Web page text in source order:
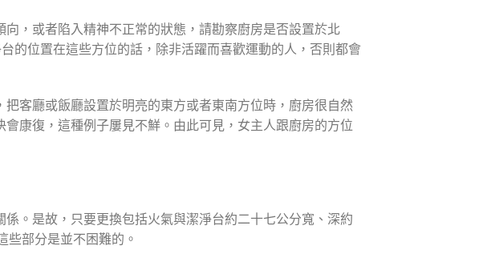
，或者陷入精神不正常的狀態，請勘察廚房是否設置於北
的位置在這些方位的話，除非活躍而喜歡運動的人，否則都會
客廳或飯廳設置於明亮的東方或者東南方位時，廚房很自然
康復，這種例子屢見不鮮。由此可見，女主人跟廚房的方位
。是故，只要更換包括火氣與潔淨台約二十七公分寬、深約
些部分是並不困難的。